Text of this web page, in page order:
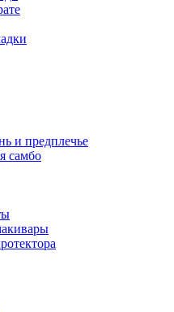
и предплечье
самбо